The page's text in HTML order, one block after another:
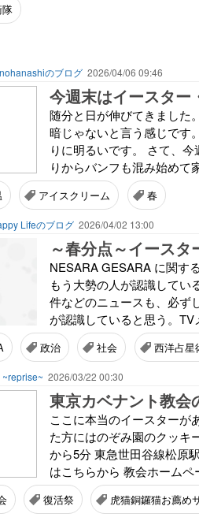
隊
のブログ 2026/04/06 09:46
今週末はイースター
随分と日が伸びてきました
暗じゃないと言う感じです
りに明るいです。 さて、
りからバンフも混み始めて
アイスクリーム 春
Lifeのブログ 2026/04/02 13:00
～春分点～イースタ
NESARA GESARA に関す
もう大勢の人が認識してい
件などのニュースも、必ず
が認識していると思う。
政治 社会 西洋占星
2026/03/22 00:30
ここに本当のイースターが
た方にはのぞみ園のクッキ
から5分 東急世田谷線松原
はこちらから 教会ホームペ
復活祭 虎猫銅鑼猫お薦め